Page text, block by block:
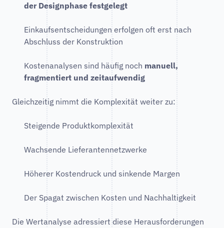
der Designphase festgelegt
Einkaufsentscheidungen erfolgen oft erst nach
Abschluss der Konstruktion
Kostenanalysen sind häufig noch manuell,
fragmentiert und zeitaufwendig
Gleichzeitig nimmt die Komplexität weiter zu:
Steigende Produktkomplexität
Wachsende Lieferantennetzwerke
Höherer Kostendruck und sinkende Margen
Der Spagat zwischen Kosten und Nachhaltigkeit
Die Wertanalyse adressiert diese Herausforderungen